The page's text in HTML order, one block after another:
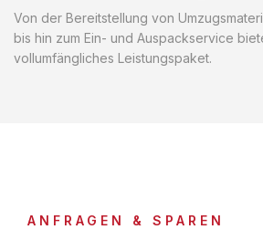
Von der Bereitstellung von
bis hin zum Ein- und Auspackservice
vollumfängliches Leistungspaket.
ANFRAGEN & SPAREN